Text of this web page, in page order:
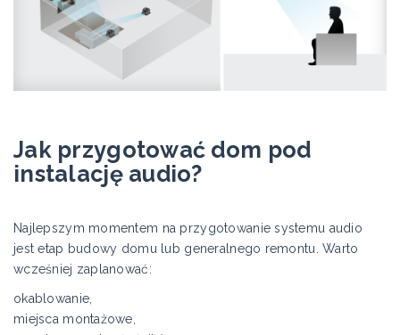
Jak przygotować dom pod
instalację audio?
Najlepszym momentem na przygotowanie systemu audio
jest etap budowy domu lub generalnego remontu. Warto
wcześniej zaplanować:
okablowanie,
miejsca montażowe,